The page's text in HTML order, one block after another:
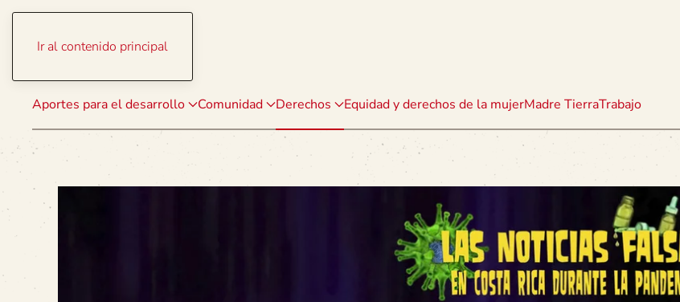
Ir al contenido principal
Aportes para el desarrollo Comunidad Derechos Equidad y derechos de la mujerMadre TierraTrabajo